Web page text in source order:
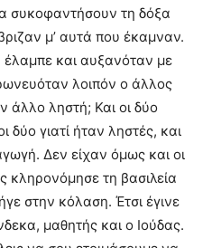
συκοφαντήσουν τη δόξα
μ’ αυτά που έκαμναν.
και αυξανόταν με
λοιπόν ο άλλος
άλλο ληστή; Και οι δύο
δύο γιατί ήταν ληστές, και
Δεν είχαν όμως και οι
κληρονόμησε τη βασιλεία
στην κό­λαση. Έτσι έγινε
μαθητής και ο Ιούδας.